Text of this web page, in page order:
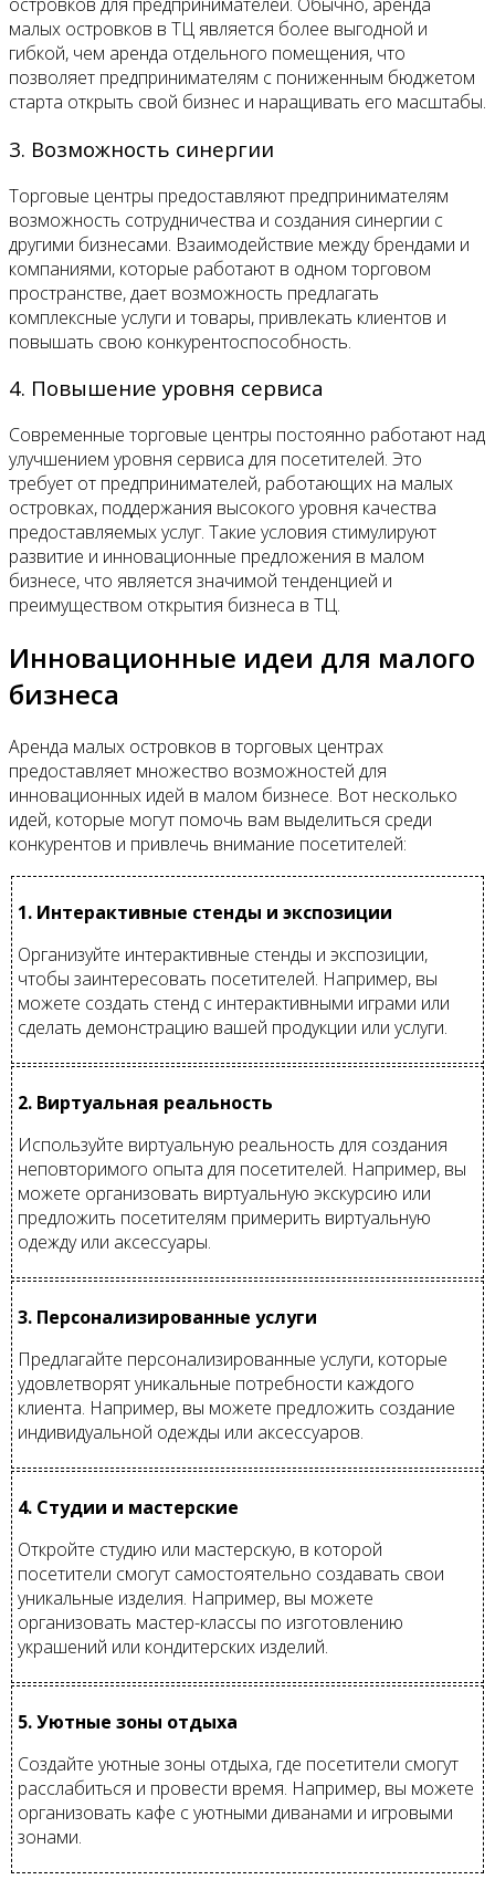
малых островков в ТЦ является более выгодной и
гибкой, чем аренда отдельного помещения, что
позволяет предпринимателям с пониженным бюджетом
старта открыть свой бизнес и наращивать его масштабы.
3. Возможность синергии
Торговые центры предоставляют предпринимателям
возможность сотрудничества и создания синергии с
другими бизнесами. Взаимодействие между брендами и
компаниями, которые работают в одном торговом
пространстве, дает возможность предлагать
комплексные услуги и товары, привлекать клиентов и
повышать свою конкурентоспособность.
4. Повышение уровня сервиса
Современные торговые центры постоянно работают над
улучшением уровня сервиса для посетителей. Это
требует от предпринимателей, работающих на малых
островках, поддержания высокого уровня качества
предоставляемых услуг. Такие условия стимулируют
развитие и инновационные предложения в малом
бизнесе, что является значимой тенденцией и
преимуществом открытия бизнеса в ТЦ.
Инновационные идеи для малого
бизнеса
Аренда малых островков в торговых центрах
предоставляет множество возможностей для
инновационных идей в малом бизнесе. Вот несколько
идей, которые могут помочь вам выделиться среди
конкурентов и привлечь внимание посетителей:
1. Интерактивные стенды и экспозиции
Организуйте интерактивные стенды и экспозиции,
чтобы заинтересовать посетителей. Например, вы
можете создать стенд с интерактивными играми или
сделать демонстрацию вашей продукции или услуги.
2. Виртуальная реальность
Используйте виртуальную реальность для создания
неповторимого опыта для посетителей. Например, вы
можете организовать виртуальную экскурсию или
предложить посетителям примерить виртуальную
одежду или аксессуары.
3. Персонализированные услуги
Предлагайте персонализированные услуги, которые
удовлетворят уникальные потребности каждого
клиента. Например, вы можете предложить создание
индивидуальной одежды или аксессуаров.
4. Студии и мастерские
Откройте студию или мастерскую, в которой
посетители смогут самостоятельно создавать свои
уникальные изделия. Например, вы можете
организовать мастер-классы по изготовлению
украшений или кондитерских изделий.
5. Уютные зоны отдыха
Создайте уютные зоны отдыха, где посетители смогут
расслабиться и провести время. Например, вы можете
организовать кафе с уютными диванами и игровыми
зонами.